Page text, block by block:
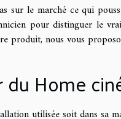
sur le marché ce qui
pour distinguer le
produit, nous vous
Home
utilisée soit dans sa